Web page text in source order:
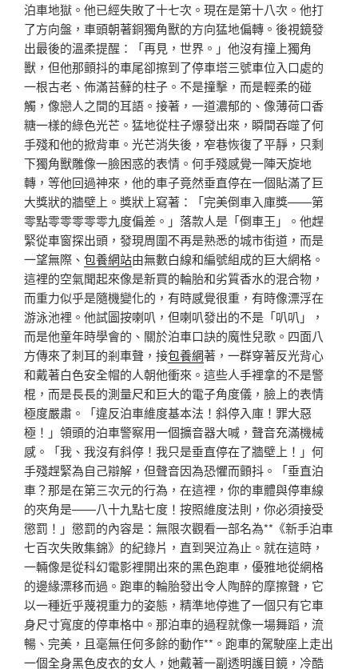
泊車地獄。他已經失敗了十七次。現在是第十八次。他打
了方向盤，車頭朝著銅獨角獸的方向猛地偏轉。後視鏡發
出最後的溫柔提醒：「再見，世界。」他沒有撞上獨角
獸，但他那顫抖的車尾卻擦到了停車塔三號車位入口處的
一根古老、佈滿苔蘚的柱子。不是撞擊，而是輕柔的碰
觸，像戀人之間的耳語。接著，一道濃郁的、像薄荷口香
糖一樣的綠色光芒。猛地從柱子爆發出來，瞬間吞噬了何
手殘和他的掀背車。光芒消失後，窄巷恢復了平靜，只剩
下獨角獸雕像一臉困惑的表情。何手殘感覺一陣天旋地
轉，等他回過神來，他的車子竟然垂直停在一個貼滿了巨
大獎狀的牆壁上。獎狀上寫著：「完美倒車入庫獎——第
零點零零零零零九度偏差。」落款人是「倒車王」。他趕
緊從車窗探出頭，發現周圍不再是熟悉的城市街道，而是
一望無際、 包養網站由無數白線和編號組成的巨大網格。
這裡的空氣聞起來像是新買的輪胎和劣質香水的混合物，
而重力似乎是隨機變化的，有時感覺很重，有時像漂浮在
游泳池裡。他試圖按喇叭，但喇叭發出的不是「叭叭」，
而是他童年時學會的、關於泊車口訣的魔性兒歌。四面八
方傳來了刺耳的剎車聲，接包養網著，一群穿著反光背心
和戴著白色安全帽的人朝他衝來。這些人手裡拿的不是警
棍，而是長長的測量尺和巨大的電子角度儀，臉上的表情
極度嚴肅。「違反泊車維度基本法！斜停入庫！罪大惡
極！」領頭的泊車警察用一個擴音器大喊，聲音充滿機械
感。「我、我沒有斜停！我只是垂直停在了牆壁上！」何
手殘趕緊為自己辯解，但聲音因為恐懼而顫抖。「垂直泊
車？那是在第三次元的行為，在這裡，你的車體與停車線
的夾角是——八十九點七度！按照維度法則，你必須接受
懲罰！」懲罰的內容是：無限次觀看一部名為**《新手泊車
七百次失敗集錦》的紀錄片，直到哭泣為止。就在這時，
一輛像是從科幻電影裡開出來的黑色跑車，優雅地從網格
的邊緣漂移而過。跑車的輪胎發出令人陶醉的摩擦聲，它
以一種近乎蔑視重力的姿態，精準地停進了一個只有它車
身尺寸寬度的停車格中。那泊車的過程就像一場舞蹈，流
暢、完美，且毫無任何多餘的動作**。跑車的駕駛座上走出
一個全身黑色皮衣的女人，她戴著一副透明護目鏡，冷酷